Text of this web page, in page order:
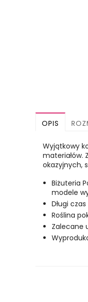
OPIS
Wyjątkowy
materiałów.
okazyjnych,
Biżuteria
modele
Długi
Roślina
Zalecane